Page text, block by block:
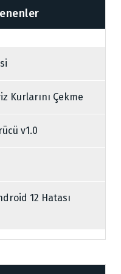
Kurlarını Çekme
v1.0
12 Hatası